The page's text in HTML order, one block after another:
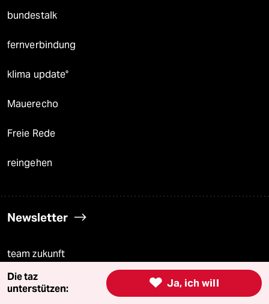
bundestalk
fernverbindung
klima update°
Mauerecho
Freie Rede
reingehen
Newsletter
team zukunft
taz frisch  Ja, ich will
Die taz
unterstützen: